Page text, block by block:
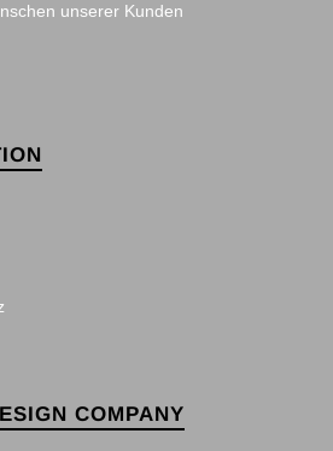
unserer Kunden
COMPANY